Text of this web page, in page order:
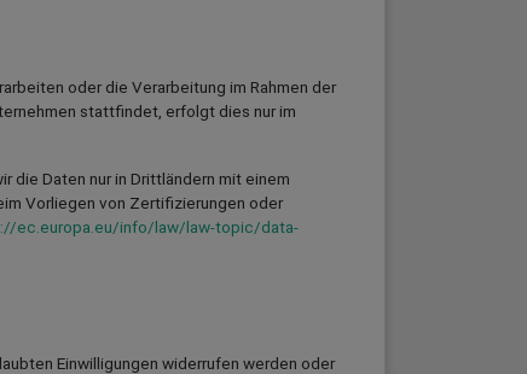
oder die Verarbeitung im Rahmen der
stattfindet, erfolgt dies nur im
die Daten nur in Drittländern mit einem
Vorliegen von Zertifizierungen oder
ec.europa.eu/info/law/law-topic/data-
Einwilligungen widerrufen werden oder